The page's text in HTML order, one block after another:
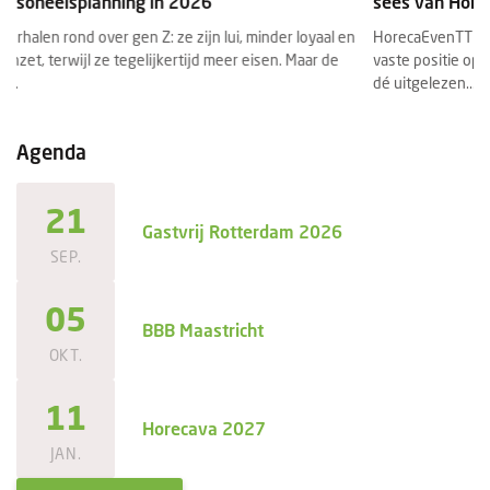
HorecaEvenTT is een jaarlijks terugkerende vakbeurs en heeft een
vaste positie op de nationale horecabeursagenda. Voor bezoekers
dé uitgelezen...
Agenda
21
SEP.
Gastvrij Rotterdam 2026
05
OKT.
BBB Maastricht
11
JAN.
Horecava 2027